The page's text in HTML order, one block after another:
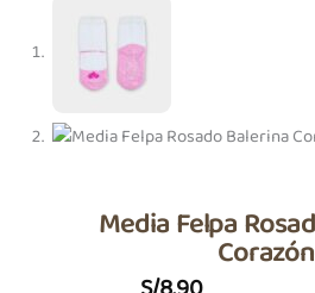
Media Felpa
Corazón